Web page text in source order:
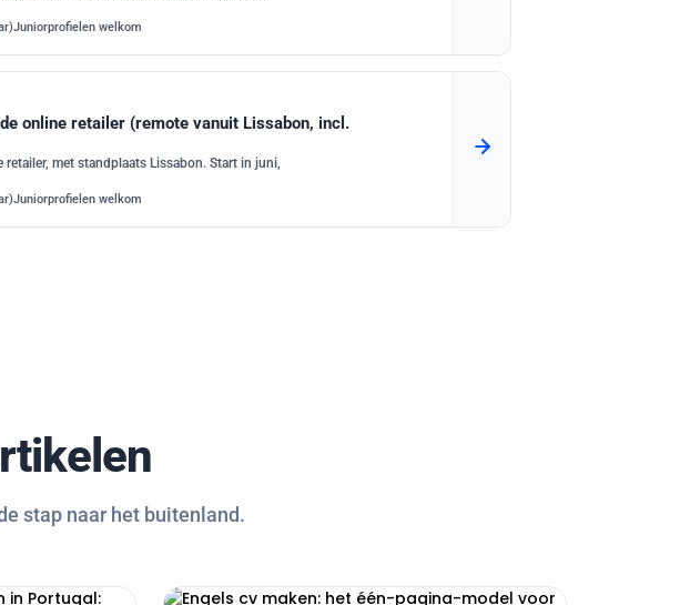
Juniorprofielen welkom
online retailer (remote vanuit Lissabon, incl.
met standplaats Lissabon. Start in juni,
Juniorprofielen welkom
stap naar het buitenland.